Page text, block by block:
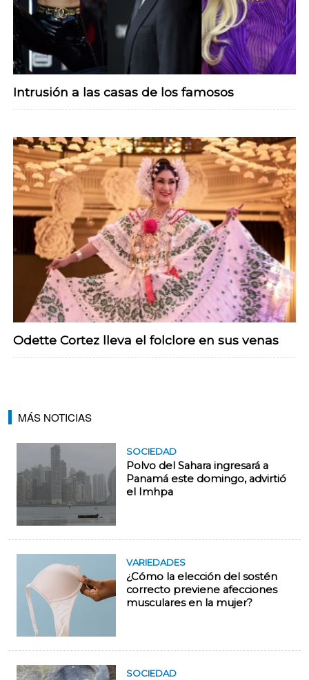
Intrusión a las casas de los famosos
Odette Cortez lleva el folclore en sus venas
MÁS NOTICIAS
SOCIEDAD
Polvo del Sahara ingresará a
Panamá este domingo, advirtió
el Imhpa
VARIEDADES
¿Cómo la elección del sostén
correcto previene afecciones
musculares en la mujer?
SOCIEDAD